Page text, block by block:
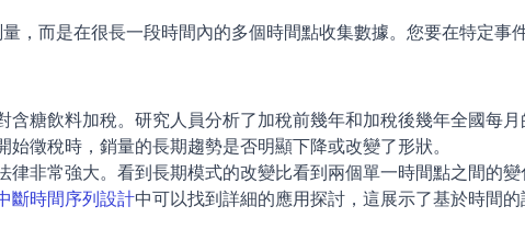
，而是在很長一段時間內的多個時間點收集數據。您要在特定事
含糖飲料加稅。研究人員分析了加稅前幾年和加稅後幾年全國每月
徵稅時，銷量的長期趨勢是否明顯下降或改變了形狀。
律非常強大。看到長期模式的改變比看到兩個單一時間點之間的變
斷時間序列設計中可以找到詳細的應用探討，這展示了基於時間的